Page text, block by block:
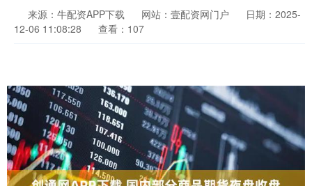
来源：牛配资APP下载 网站：壹配资网门户
日期：2025-
12-06 11:08:28
查看：107